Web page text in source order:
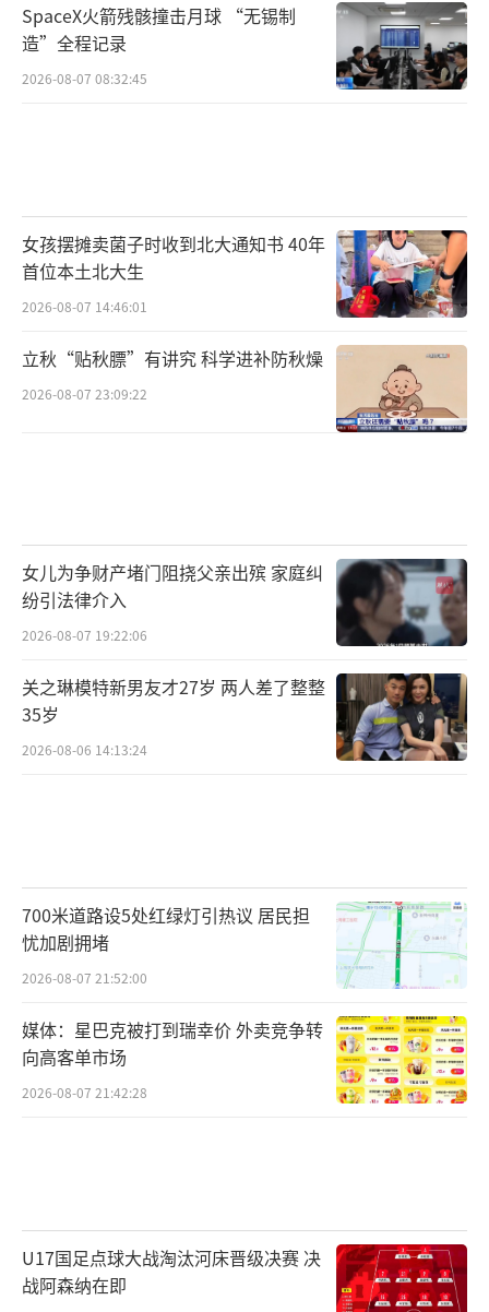
SpaceX火箭残骸撞击月球 “无锡制
造”全程记录
2026-08-07 08:32:45
女孩摆摊卖菌子时收到北大通知书 40年
首位本土北大生
2026-08-07 14:46:01
立秋“贴秋膘”有讲究 科学进补防秋燥
2026-08-07 23:09:22
女儿为争财产堵门阻挠父亲出殡 家庭纠
纷引法律介入
2026-08-07 19:22:06
关之琳模特新男友才27岁 两人差了整整
35岁
2026-08-06 14:13:24
700米道路设5处红绿灯引热议 居民担
忧加剧拥堵
2026-08-07 21:52:00
媒体：星巴克被打到瑞幸价 外卖竞争转
向高客单市场
2026-08-07 21:42:28
U17国足点球大战淘汰河床晋级决赛 决
战阿森纳在即